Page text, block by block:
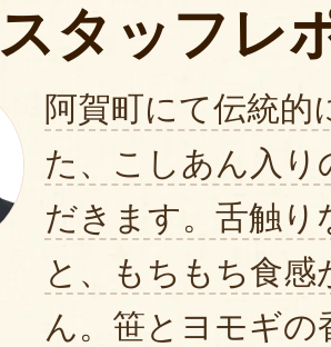
スタッフレ
阿賀町にて伝統的
た、こしあん入り
だきます。舌触り
と、もちもち食
ん。笹とヨモギの